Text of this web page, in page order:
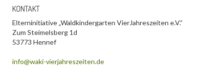
KONTAKT
Elterninitiative „Waldkindergarten VierJahreszeiten e.V.“
Zum Steimelsberg 1d
53773 Hennef
info@waki-vierjahreszeiten.de